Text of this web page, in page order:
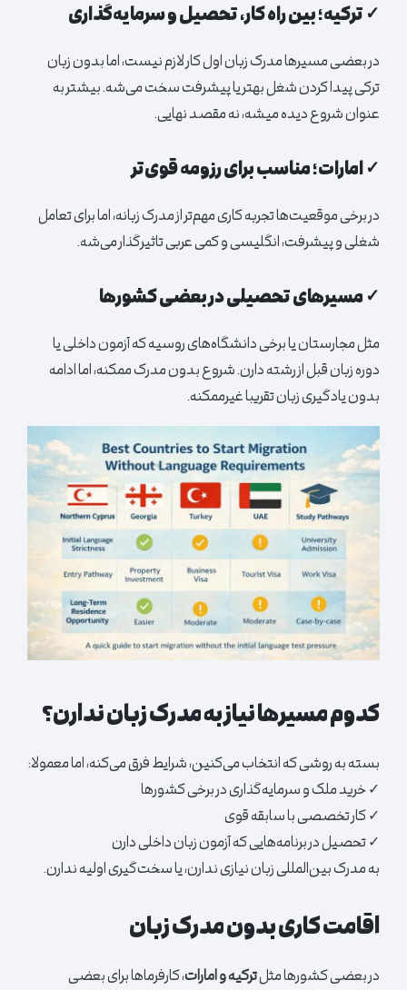
✓ ترکیه؛ بین راه کار، تحصیل و سرمایه‌گذاری
در بعضی مسیرها مدرک زبان اول کار لازم نیست، اما بدون زبان
ترکی پیدا کردن شغل بهتر یا پیشرفت سخت می‌شه. بیشتر به
عنوان شروع دیده میشه، نه مقصد نهایی.
✓ امارات؛ مناسب برای رزومه قوی‌تر
در برخی موقعیت‌ها تجربه کاری مهم‌تر از مدرک زبانه، اما برای تعامل
شغلی و پیشرفت، انگلیسی و کمی عربی تاثیرگذار می‌شه.
✓ مسیرهای تحصیلی در بعضی کشورها
مثل مجارستان یا برخی دانشگاه‌های روسیه که آزمون داخلی یا
دوره زبان قبل از رشته دارن. شروع بدون مدرک ممکنه، اما ادامه
بدون یادگیری زبان تقریبا غیرممکنه.
کدوم مسیرها نیاز به مدرک زبان ندارن؟
بسته به روشی که انتخاب می‌کنین، شرایط فرق می‌کنه، اما معمولا:
✓ خرید ملک و سرمایه‌گذاری در برخی کشورها
✓ کار تخصصی با سابقه قوی
✓ تحصیل در برنامه‌هایی که آزمون زبان داخلی دارن
به مدرک بین‌المللی زبان نیازی ندارن، یا سخت‌گیری اولیه ندارن.
اقامت کاری بدون مدرک زبان
در بعضی کشورها مثلترکیه و امارات، کارفرماها برای بعضی